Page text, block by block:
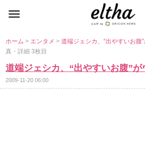
ホーム> エンタメ>道端ジェシカ、“出やすいお
真・詳細 3枚目
道端ジェシカ、“出やすいお腹”が
2009-11-20 06:00